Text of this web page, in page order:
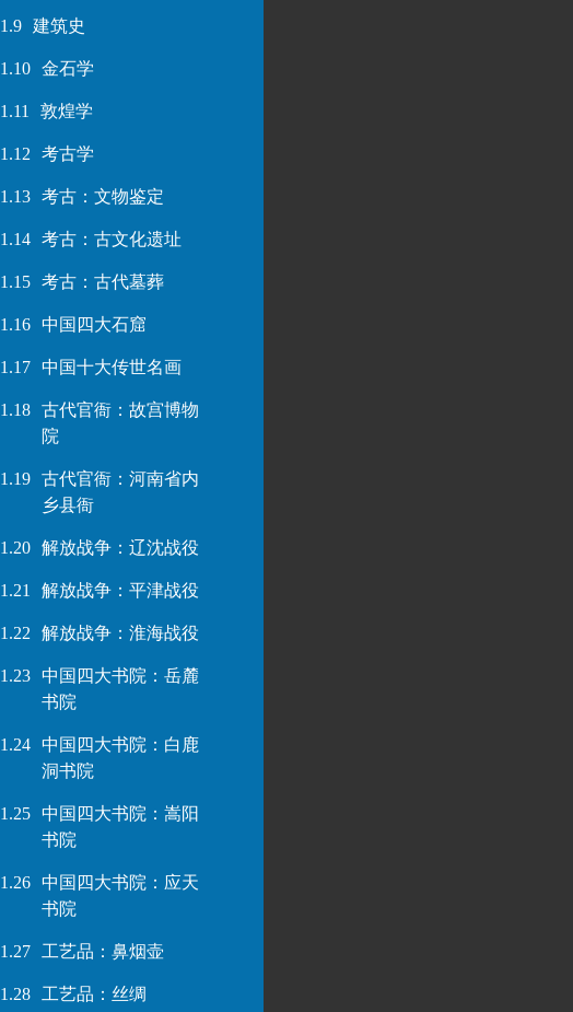
1.9 建筑史
1.10 金石学
1.11 敦煌学
1.12 考古学
1.13 考古：文物鉴定
1.14 考古：古文化遗址
1.15 考古：古代墓葬
1.16 中国四大石窟
1.17 中国十大传世名画
1.18
古代官衙：故宫博物
院
1.19
古代官衙：河南省内
乡县衙
1.20 解放战争：辽沈战役
1.21 解放战争：平津战役
1.22 解放战争：淮海战役
1.23
中国四大书院：岳麓
书院
1.24
中国四大书院：白鹿
洞书院
1.25
中国四大书院：嵩阳
书院
1.26
中国四大书院：应天
书院
1.27 工艺品：鼻烟壶
1.28 工艺品：丝绸